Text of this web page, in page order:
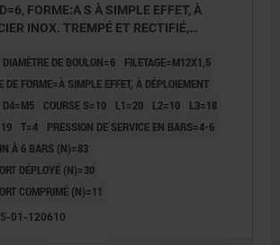
effet, à déploiement
FORME:A S À SIMPLE EFFET, À
INOX. TREMPÉ ET RECTIFIÉ,
DIAMÈTRE DE BOULON=6
FILETAGE=M12X1,5
DE FORME=À SIMPLE EFFET, À DÉPLOIEMENT
D4=M5 COURSE S=10 L1=20 L2=10
L3=18
T=4
PRESSION DE SERVICE EN BARS=4-6
À 6 BARS (N)=83
DÉPLOYÉ (N)=30
COMPRIMÉ (N)=11
01-120610